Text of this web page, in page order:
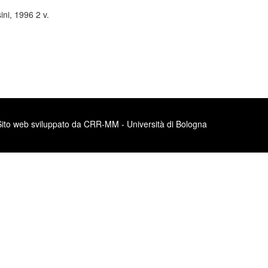
1996 2 v.
web sviluppato da CRR-MM - Università di Bologna